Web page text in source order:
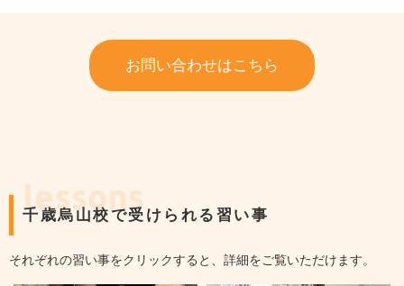
お問い合わせはこちら
lessons
千歳烏山校で受けられる習い事
それぞれの習い事をクリックすると、詳細をご覧いただけます。